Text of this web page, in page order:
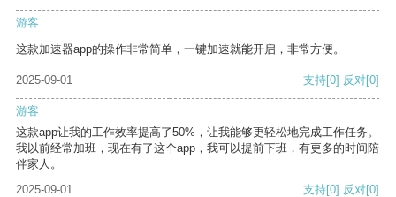
游客
这款加速器app的操作非常简单，一键加速就能开启，非常方便。
2025-09-01 支持[0] 反对[0]
游客
这款app让我的工作效率提高了50%，让我能够更轻松地完成工作任务。
我以前经常加班，现在有了这个app，我可以提前下班，有更多的时间陪
伴家人。
2025-09-01
支持[0] 反对[0]